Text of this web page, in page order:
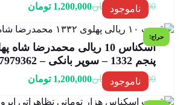
ناموجود
3,000,000 تومان1,200,000 تومان
حراج!
ناموجود
اسکناس 10 ریالی محمدرضا
پنجم 1332 – سوپر بانکی – 7979362
2,100,000 تومان1,200,000 تومان